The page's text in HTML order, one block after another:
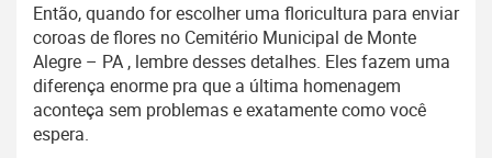
Então, quando for escolher uma floricultura para enviar
coroas de flores no Cemitério Municipal de Monte
Alegre – PA , lembre desses detalhes. Eles fazem uma
diferença enorme pra que a última homenagem
aconteça sem problemas e exatamente como você
espera.